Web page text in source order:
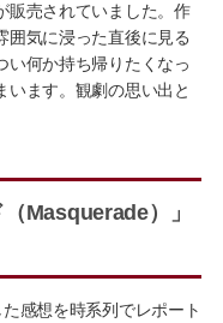
販売されていました。作
囲気に浸った直後に見る
い何か持ち帰りたくなっ
います。観劇の思い出と
Masquerade）」
感想を時系列でレポート